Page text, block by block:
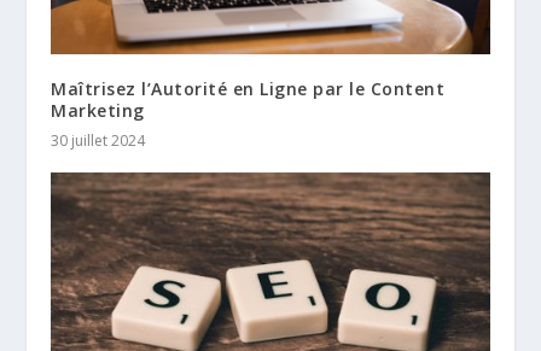
Maîtrisez l’Autorité en Ligne par le Content
Marketing
30 juillet 2024